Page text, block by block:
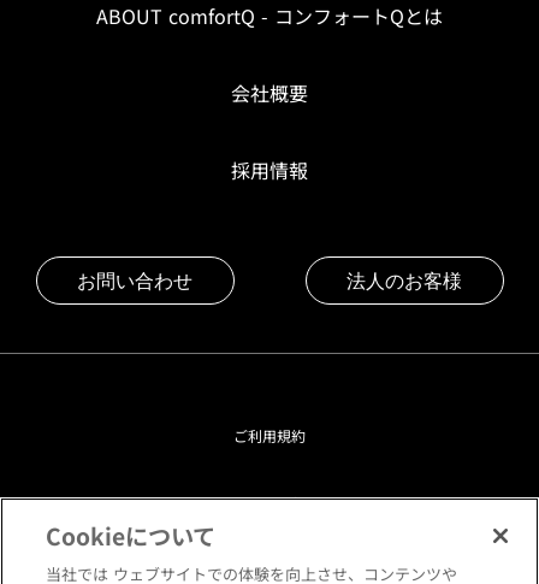
ABOUT comfortQ - コンフォートQとは
会社概要
採用情報
お問い合わせ 法人のお客様
ご利用規約
プライバシーポリシー
クッキーポリシー
Cookieについて
当社では ウェブサイトでの体験を向上させ、コンテンツや